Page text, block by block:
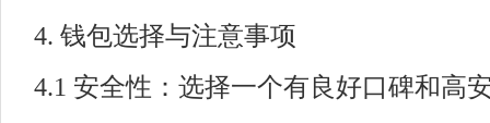
4. 钱包选择与注意事项
4.1 安全性：选择一个有良好口碑和高